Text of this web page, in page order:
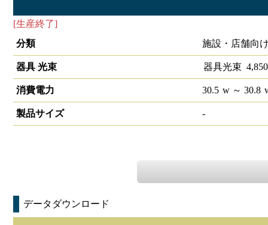
[生産終了]
分類
施設・店舗向
器具 光束 器具光束 4,850
消費電力 30.5 w～ 30.8
製品サイズ -
データダウンロード